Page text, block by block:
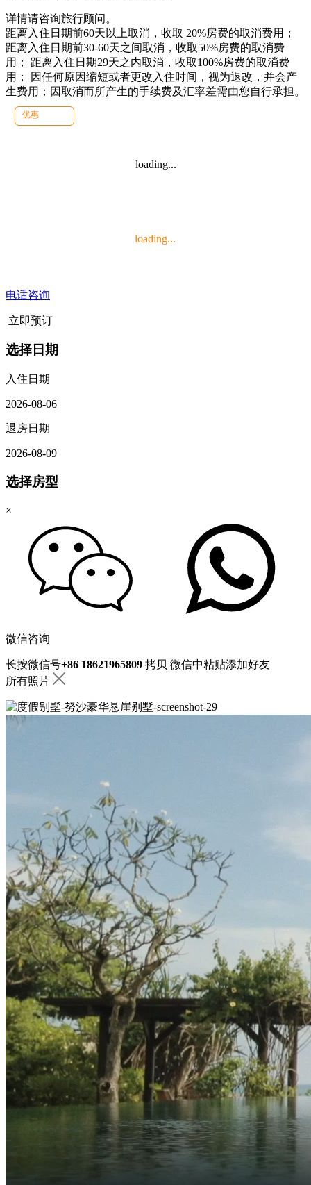
详情请咨询旅行顾问。
距离入住日期前60天以上取消，收取 20%房费的取消费用；
距离入住日期前30-60天之间取消，收取50%房费的取消费
用； 距离入住日期29天之内取消，收取100%房费的取消费
用； 因任何原因缩短或者更改入住时间，视为退改，并会产
生费用；因取消而所产生的手续费及汇率差需由您自行承担。
优惠
loading...
loading...
电话咨询
立即预订
选择日期
入住日期
2026-08-06
退房日期
2026-08-09
选择房型
×
微信咨询
长按微信号+86 18621965809 拷贝 微信中粘贴添加好友
所有照片